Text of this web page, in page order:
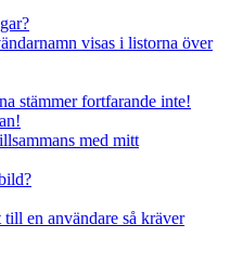
visas i listorna över
stämmer fortfarande inte!
med mitt
en användare så kräver